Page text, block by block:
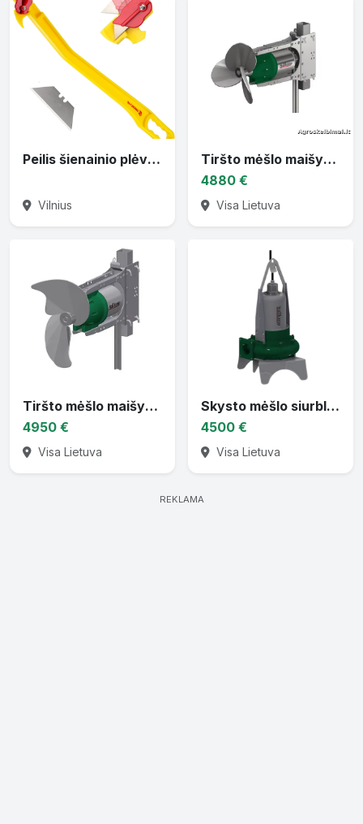
Peilis šienainio plėvelei ir tinkleliui nupjauti
Vilnius
Tiršto mėšlo maišytuvas TMR 3D
4880 €
Visa Lietuva
Tiršto mėšlo maišytuvas TMR 3 DL
4950 €
Visa Lietuva
Skysto mėšlo siurblys su panardinamu varikliu TMPF3
4500 €
Visa Lietuva
REKLAMA